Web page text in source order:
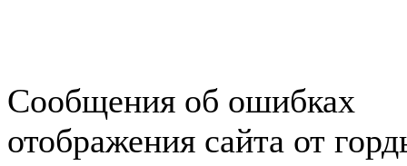
Сообщения об ошибках
отображения сайта от